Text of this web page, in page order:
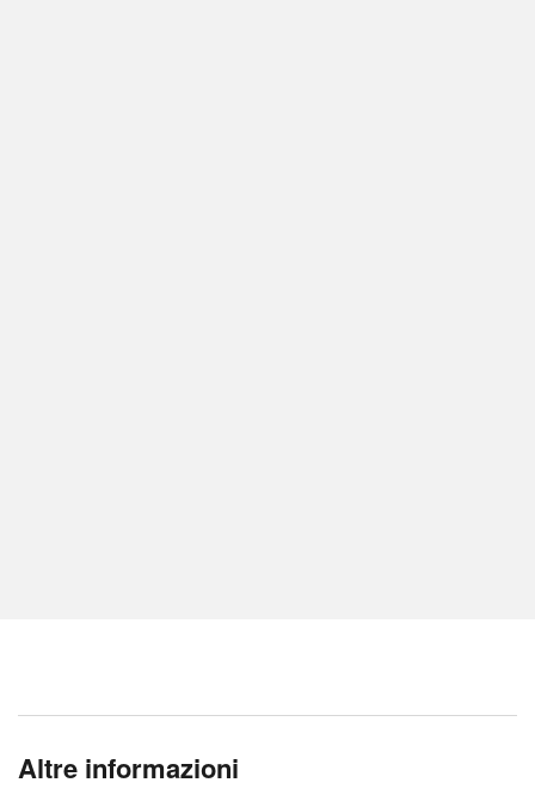
Altre informazioni